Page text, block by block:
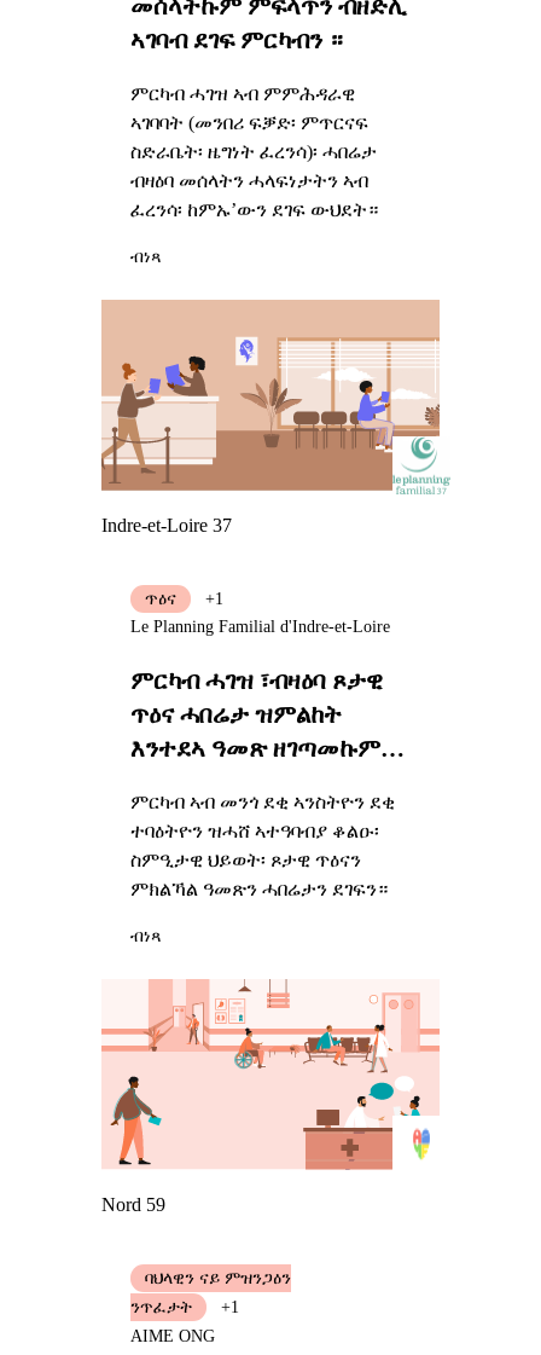
መሰላትኩም ምፍላጥን ብዘድሊ
ኣገባብ ደገፍ ምርካብን ።
ምርካብ ሓገዝ ኣብ ምምሕዳራዊ
ኣገባባት (መንበሪ ፍቓድ፡ ምጥርናፍ
ስድራቤት፡ ዜግነት ፈረንሳ)፡ ሓበሬታ
ብዛዕባ መሰላትን ሓላፍነታትን ኣብ
ፈረንሳ፡ ከምኡ’ውን ደገፍ ውህደት።
ብነጻ
Indre-et-Loire 37
ምርካብ ሓገዝ ፣ብዛዕባ ጾታዊ
ጥዕና ሓበሬታ ዝምልከት
እንተደኣ ዓመጽ ዘገጣመኩም
ምርካብ ኣብ መንጎ ደቂ ኣንስትዮን ደቂ
ተባዕትዮን ዝሓሸ ኣተዓባብያ ቆልዑ፡
ስምዒታዊ ህይወት፡ ጾታዊ ጥዕናን
ምክልኻል ዓመጽን ሓበሬታን ደገፍን።
ጥዕና
+1
Le Planning Familial d'Indre-et-Loire
ብነጻ
Nord 59
ባህላዊን ናይ ምዝንጋዕን
ንጥፈታት
+1
AIME ONG